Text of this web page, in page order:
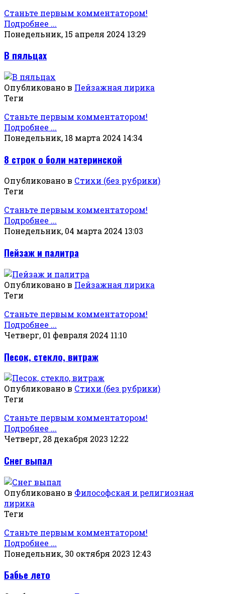
Станьте первым комментатором!
Подробнее ...
Понедельник, 15 апреля 2024 13:29
В пяльцах
Опубликовано в Пейзажная лирика
Теги
Станьте первым комментатором!
Подробнее ...
Понедельник, 18 марта 2024 14:34
8 строк о боли материнской
Опубликовано в Стихи (без рубрики)
Теги
Станьте первым комментатором!
Подробнее ...
Понедельник, 04 марта 2024 13:03
Пейзаж и палитра
Опубликовано в Пейзажная лирика
Теги
Станьте первым комментатором!
Подробнее ...
Четверг, 01 февраля 2024 11:10
Песок, стекло, витраж
Опубликовано в Стихи (без рубрики)
Теги
Станьте первым комментатором!
Подробнее ...
Четверг, 28 декабря 2023 12:22
Снег выпал
Опубликовано в Философская и религиозная
лирика
Теги
Станьте первым комментатором!
Подробнее ...
Понедельник, 30 октября 2023 12:43
Бабье лето